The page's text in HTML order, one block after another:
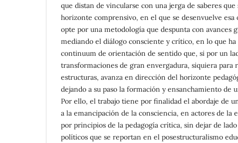
que distan de vincularse con una jerga de saberes
horizonte comprensivo, en el que se desenvuelve esa
opte por una metodología que despunta con avances
mediando el diálogo consciente y crítico, en lo que ha
continuum de orientación de sentido que, si por un
transformaciones de gran envergadura, siquiera para
estructuras, avanza en dirección del horizonte
dejando a su paso la formación y ensanchamiento de
Por ello, el trabajo tiene por finalidad el abordaje de
a la emancipación de la consciencia, en actores de la
por principios de la pedagogía crítica, sin dejar de
políticos que se reportan en el posestructuralismo